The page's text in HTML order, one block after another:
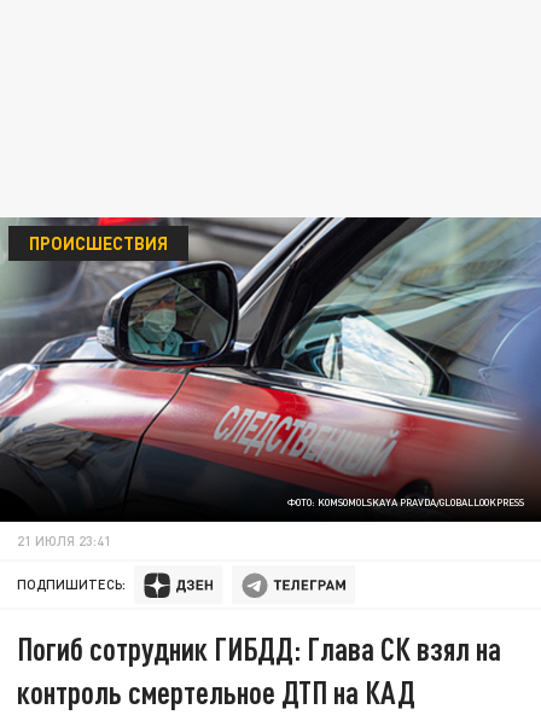
ФОТО: KOMSOMOLSKAYA PRAVDA/GLOBALLOOKPRESS
ПРОИСШЕСТВИЯ
21 ИЮЛЯ 23:41
ПОДПИШИТЕСЬ:
Погиб сотрудник ГИБДД: Глава СК взял на
контроль смертельное ДТП на КАД